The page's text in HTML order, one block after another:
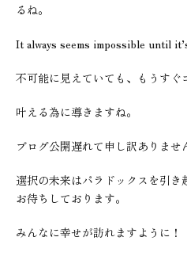
るね。
It always seems impossible until
不可能に見えていても、もうすぐ
叶える為に導きますね。
ブログ公開遅れて申し訳ありませ
選択の未来はパラドックスを引
お待ちしております。
みんなに幸せが訪れますように！